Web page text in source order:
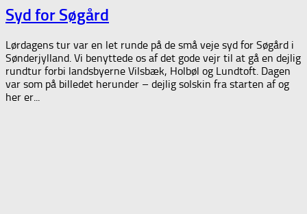
Syd for Søgård
Lørdagens tur var en let runde på de små veje syd for Søgård i
Sønderjylland. Vi benyttede os af det gode vejr til at gå en dejlig
rundtur forbi landsbyerne Vilsbæk, Holbøl og Lundtoft. Dagen
var som på billedet herunder – dejlig solskin fra starten af og
her er...